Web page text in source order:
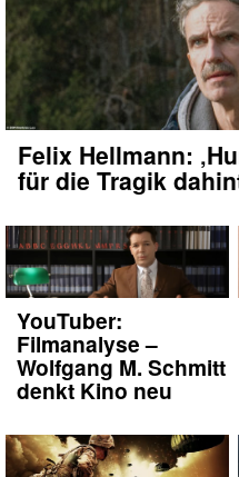
Felix Hellmann:
für die Tragik
YouTuber:
Filmanalyse –
Wolfgang M. Schmitt
denkt Kino neu